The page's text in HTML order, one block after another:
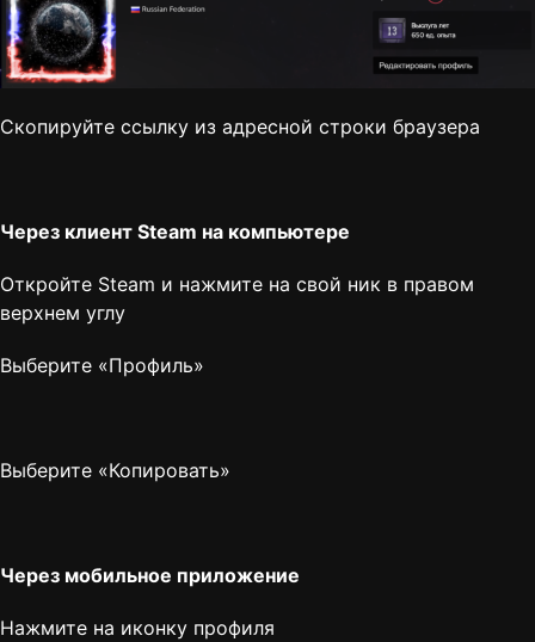
Скопируйте ссылку из адресной строки браузера
Через клиент Steam на компьютере
Откройте Steam и нажмите на свой ник в правом
верхнем углу
Выберите «Профиль»
Выберите «Копировать»
Через мобильное приложение
Нажмите на иконку профиля